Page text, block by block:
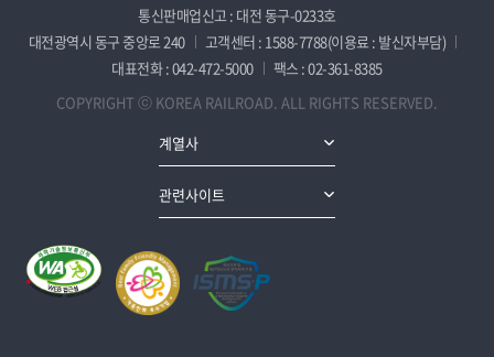
통신판매업신고 : 대전 동구-0233호
대전광역시 동구 중앙로 240
고객센터 : 1588-7788(이용료 : 발신자부담)
대표전화 : 042-472-5000
팩스 : 02-361-8385
COPYRIGHT ⓒ KOREA RAILROAD. ALL RIGHTS RESERVED.
계열사
관련사이트